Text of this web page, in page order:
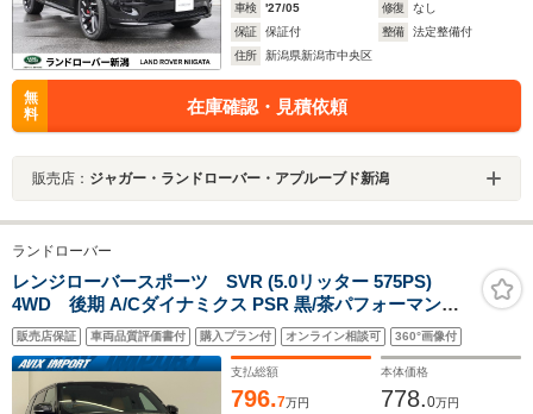
車検
'27/05 修復
なし
保証
保証付 整備
法定整備付
住所
新潟県新潟市中央区
無
料
在庫確認・見積依頼
販売店： ジャガー・ランドローバー・アプルーブド新潟
ランドローバー
レンジローバースポーツ SVR (5.0リッター 575PS)
4WD 後期 A/Cダイナミクス PSR 黒/茶パフォーマンス
シート Sヒーター 3ゾ-ンAC 純正ナビ(Touch Pro Duo)
MERIDIAN 全周カメラ&PAS ドライブプロP ハンズフリ-
Rゲ-ト ピクセルLED Sクローズドア 純正21AW 禁煙 1オ-
ナ-
販売店保証 車両品質評価書付 購入プラン付 オンライン相談可 360°画像付
支払総額
796.7万円
本体価格
778.0万円